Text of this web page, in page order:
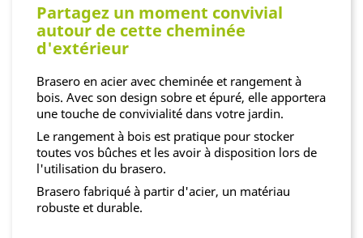
Partagez un moment convivial
autour de cette cheminée
d'extérieur
Brasero en acier avec cheminée et rangement à
bois. Avec son design sobre et épuré, elle apportera
une touche de convivialité dans votre jardin.
Le rangement à bois est pratique pour stocker
toutes vos bûches et les avoir à disposition lors de
l'utilisation du brasero.
Brasero fabriqué à partir d'acier, un matériau
robuste et durable.